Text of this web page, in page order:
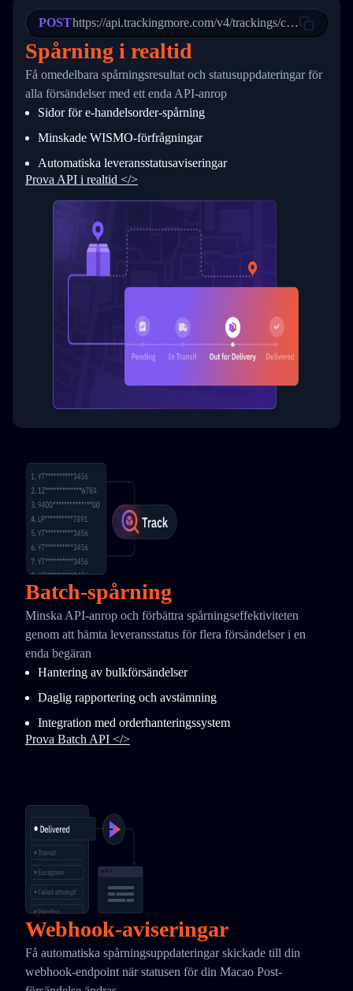
22
23
24
25
27
28
29
31
33
34
"StatusDescription": "Departed
"Details": "Departed Facility
          },
          {
            "Date": "2017-03-06 15:28:00",
"StatusDescription": "Shipment
"Details": "BEIJING-
          }
      }
  }
}
POSThttps://api.trackingmore.com/v4/trackings/create
Spårning i realtid
Få omedelbara spårningsresultat och statusuppdateringar för
alla försändelser med ett enda API-anrop
Sidor för e-handelsorder-spårning
Minskade WISMO-förfrågningar
Automatiska leveransstatusaviseringar
Prova API i realtid </>
Batch-spårning
Minska API-anrop och förbättra spårningseffektiviteten
genom att hämta leveransstatus för flera försändelser i en
enda begäran
Hantering av bulkförsändelser
Daglig rapportering och avstämning
Integration med orderhanteringssystem
Prova Batch API </>
Webhook-aviseringar
Få automatiska spårningsuppdateringar skickade till din
webhook-endpoint när statusen för din Macao Post-